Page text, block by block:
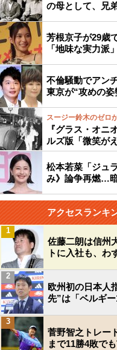
の母として、兄
芳根京子が29歳
「地味な実力派
不倫騒動でアン
東京が“攻めの
スージー鈴木のゼロ
『グラス・オニ
ルズ版「微笑がえ
松本若菜「ジュ
み》論争再燃…
アクセスランキ
佐藤二朗は信州
トに入社も、わ
1
欧州初の日本人
先”は「ベルギ
2
菅野智之トレー
まで11勝4敗で
3